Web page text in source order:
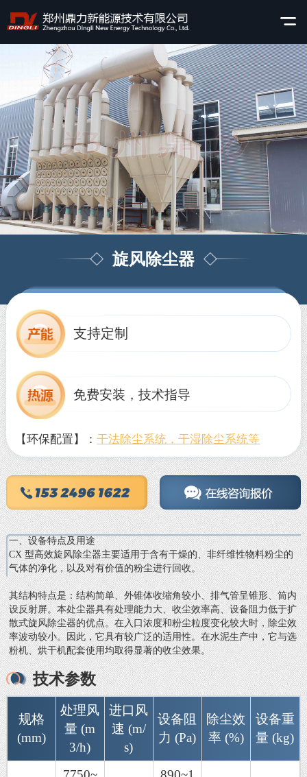
旋风除尘器
支持定制
免费安装，技术指导
【环保配置】：干法除尘系统，干湿除尘系统等
一、设备特点及用途
CX 型高效旋风除尘器主要适用于含有干燥的、非纤维性物料粉尘的
气体的净化，以及对有价值的粉尘进行回收。
其结构特点是：结构简单、外锥体收缩角较小、排气管呈锥形、筒内
设反射屏。本处尘器具有处理能力大、收尘效率高、设备阻力低于扩
散式旋风除尘器的优点。在入口浓度和粉尘粒度变化较大时，除尘效
率波动较小。因此，它具有较广泛的适用性。在水泥生产中，它与选
粉机、烘干机配套使用均取得显著的收尘效果。
技术参数
规格
(mm)
处理风
量 (m
3/h)
进口风
速 (m/
s)
设备阻
力 (Pa)
除尘效
率 (%)
设备重
量 (kg)